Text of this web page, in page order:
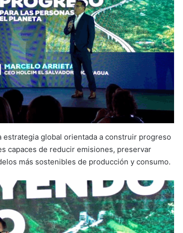
global orientada a construir progreso
capaces de reducir emisiones, preservar
más sostenibles de producción y consumo.